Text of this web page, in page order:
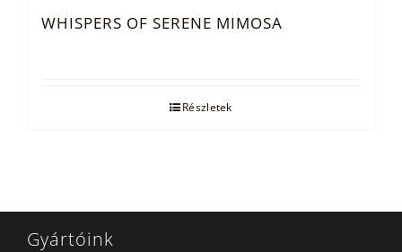
WHISPERS OF SERENE MIMOSA
Részletek
Gyártóink